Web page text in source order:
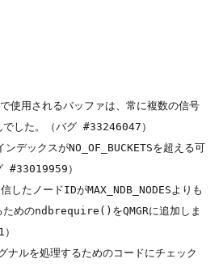
使用されるバッファは、常に複数の信号
でした。（バグ #33246047）
デックスがNO_OF_BUCKETSを超える可
#33019959）
したノードIDがMAX_NDB_NODESよりも
ためのndbrequire()をQMGRに追加しま
ナルを処理するためのコードにチェック